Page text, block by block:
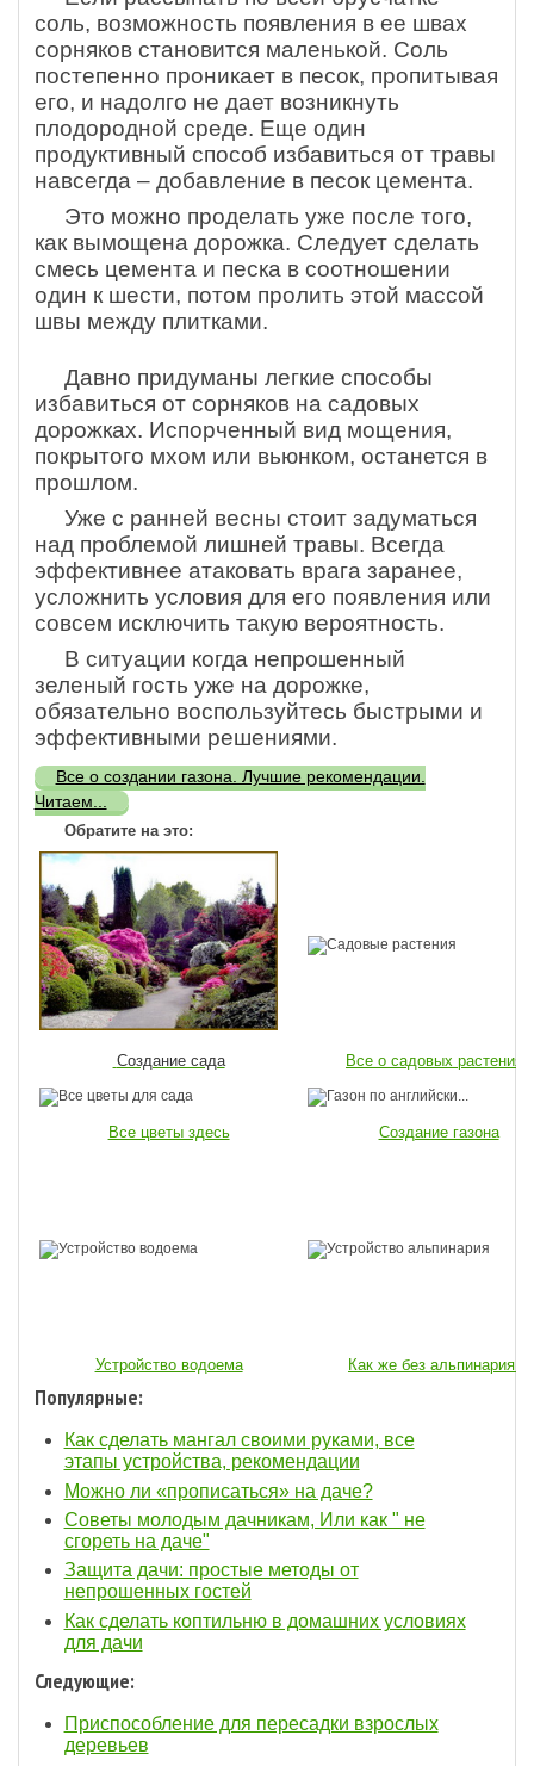
соль, возможность появления в ее швах
сорняков становится маленькой. Соль
постепенно проникает в песок, пропитывая
его, и надолго не дает возникнуть
плодородной среде. Еще один
продуктивный способ избавиться от травы
навсегда – добавление в песок цемента.
Это можно проделать уже после того,
как вымощена дорожка. Следует сделать
смесь цемента и песка в соотношении
один к шести, потом пролить этой массой
швы между плитками.
Давно придуманы легкие способы
избавиться от сорняков на садовых
дорожках. Испорченный вид мощения,
покрытого мхом или вьюнком, останется в
прошлом.
Уже с ранней весны стоит задуматься
над проблемой лишней травы. Всегда
эффективнее атаковать врага заранее,
усложнить условия для его появления или
совсем исключить такую вероятность.
В ситуации когда непрошенный
зеленый гость уже на дорожке,
обязательно воспользуйтесь быстрыми и
эффективными решениями.
Все о создании газона. Лучшие рекомендации.
Читаем...
Обратите на это:
Создание сада Все о садовых растениях
Все цветы здесь Создание газона
Устройство водоема Как же без альпинария...
Популярные:
Как сделать мангал своими руками, все
этапы устройства, рекомендации
Можно ли «прописаться» на даче?
Советы молодым дачникам, Или как " не
сгореть на даче"
Защита дачи: простые методы от
непрошенных гостей
Как сделать коптильню в домашних условиях
для дачи
Следующие:
Приспособление для пересадки взрослых
деревьев